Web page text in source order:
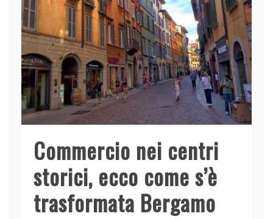
Commercio nei centri
storici, ecco come s’è
trasformata Bergamo